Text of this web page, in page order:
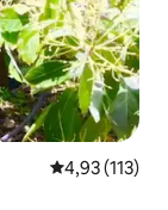
4,93 de uma
4,93 (113)